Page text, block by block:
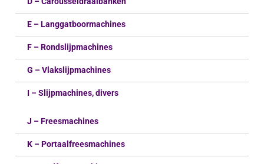
E – Langgatboormachines
F – Rondslijpmachines
G – Vlakslijpmachines
I – Slijpmachines, divers
J – Freesmachines
K – Portaalfreesmachines